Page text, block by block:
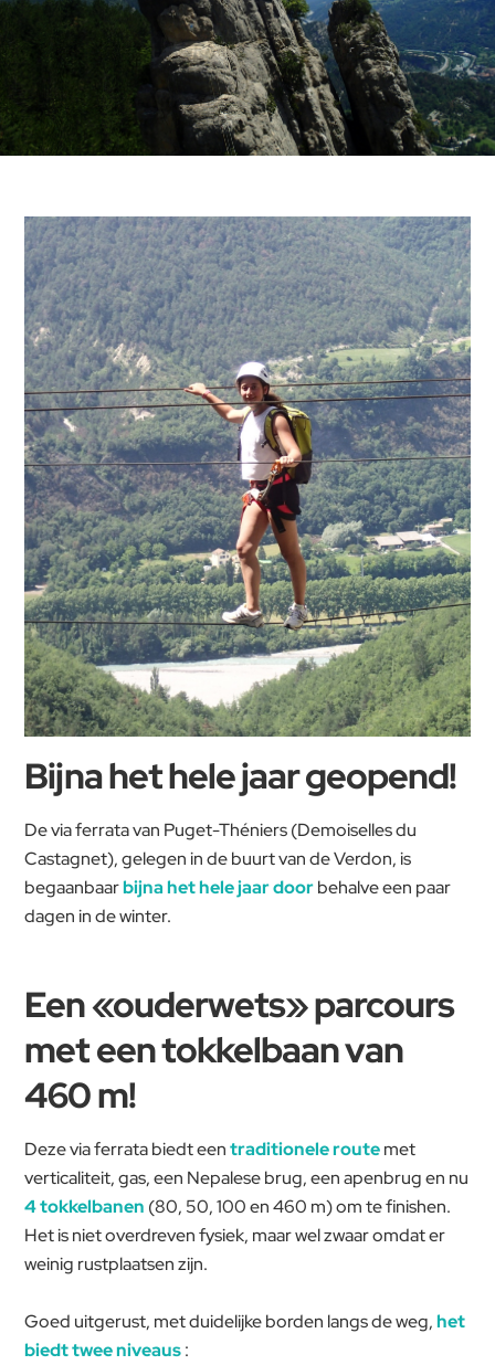
Bijna het hele jaar geopend!
De via ferrata van Puget-Théniers (Demoiselles du
Castagnet), gelegen in de buurt van de Verdon, is
begaanbaarbijna het hele jaar doorbehalve een paar
dagen in de winter.
Een «ouderwets» parcours
met een tokkelbaan van
460 m!
Deze via ferrata biedt eentraditionele routemet
verticaliteit,gas, een Nepalese brug, een apenbrug en nu
4 tokkelbanen (80, 50, 100 en 460 m) om te finishen.
Het is niet overdreven fysiek, maar wel zwaar omdat er
weinig rustplaatsen zijn.
Goed uitgerust, met duidelijke borden langs de weg,het
biedt twee niveaus: